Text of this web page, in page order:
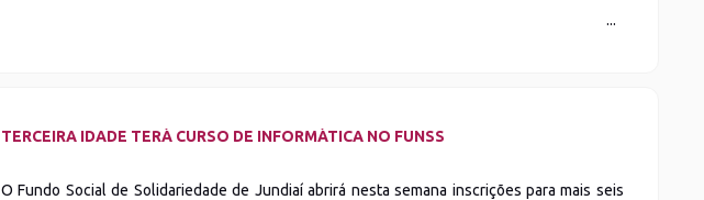
TERCEIRA IDADE TERÁ CURSO DE INFORMÁTICA NO FUNSS
O Fundo Social de Solidariedade de Jundiaí abrirá nesta semana inscrições para mais seis